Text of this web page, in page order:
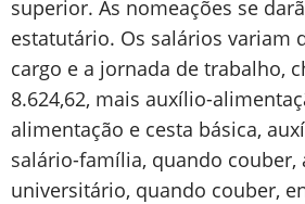
superior. As nomeações se
estatutário. Os salários variam
cargo e a jornada de trabalho,
8.624,62, mais auxílio-
alimentação e cesta básica,
salário-família, quando couber,
universitário, quando couber,